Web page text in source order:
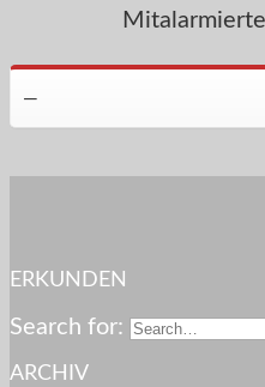
—
ERKUNDEN
Search for:
ARCHIV